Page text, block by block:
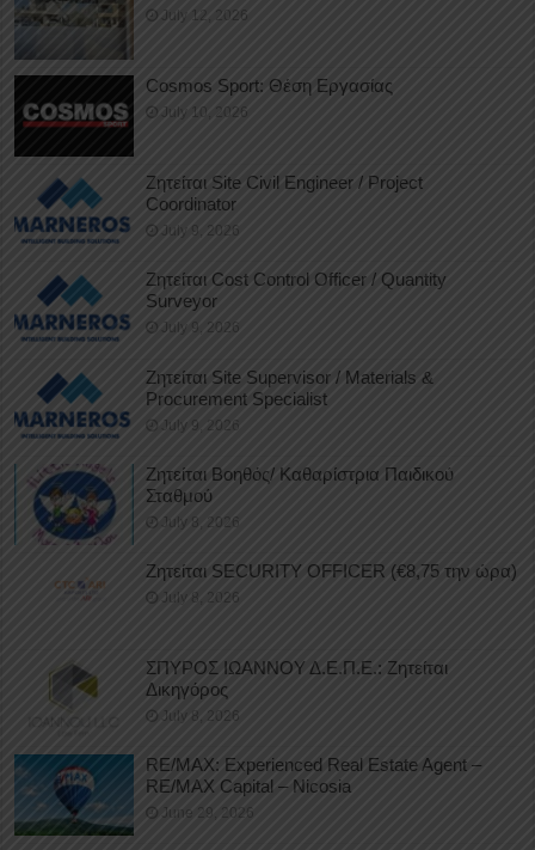
July 12, 2026
Cosmos Sport: Θέση Εργασίας
July 10, 2026
Ζητείται Site Civil Engineer / Project
Coordinator
July 9, 2026
Ζητείται Cost Control Officer / Quantity
Surveyor
July 9, 2026
Ζητείται Site Supervisor / Materials &
Procurement Specialist
July 9, 2026
Ζητείται Βοηθός/ Καθαρίστρια Παιδικού
Σταθμού
July 8, 2026
Ζητείται SECURITY OFFICER (€8,75 την ώρα)
July 8, 2026
ΣΠΥΡΟΣ ΙΩΑΝΝΟΥ Δ.Ε.Π.Ε.: Ζητείται
Δικηγόρος
July 8, 2026
RE/MAX: Experienced Real Estate Agent –
RE/MAX Capital – Nicosia
June 29, 2026